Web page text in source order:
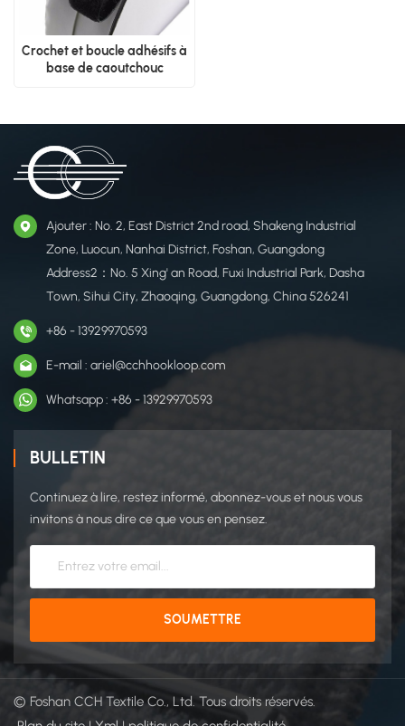
Crochet et boucle adhésifs à
base de caoutchouc
Ajouter : No. 2, East District 2nd road, Shakeng Industrial
Zone, Luocun, Nanhai District, Foshan, Guangdong
Address2：No. 5 Xing' an Road, Fuxi Industrial Park, Dasha
Town, Sihui City, Zhaoqing, Guangdong, China 526241
+86 - 13929970593
E-mail : ariel@cchhookloop.com
Whatsapp : +86 - 13929970593
BULLETIN
Continuez à lire, restez informé, abonnez-vous et nous vous
invitons à nous dire ce que vous en pensez.
© Foshan CCH Textile Co., Ltd. Tous droits réservés.